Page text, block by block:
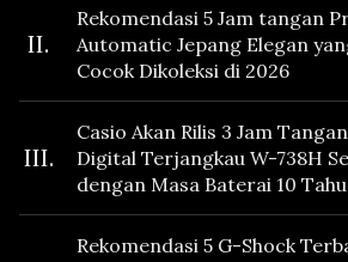
II.
Rekomendasi 5 Jam tangan
Automatic Jepang Elegan
Cocok Dikoleksi di 2026
III.
Casio Akan Rilis 3 Jam Tangan
Digital Terjangkau W-738H
dengan Masa Baterai 10
Fitur Vibration
Rekomendasi 5 G-Shock